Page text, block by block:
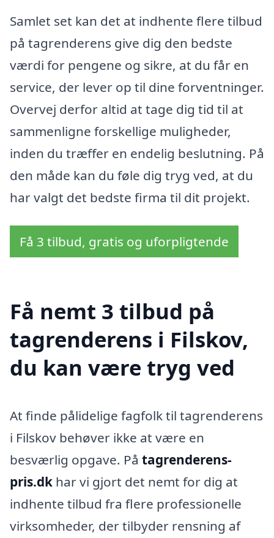
Samlet set kan det at indhente flere tilbud
på tagrenderens give dig den bedste
værdi for pengene og sikre, at du får en
service, der lever op til dine forventninger.
Overvej derfor altid at tage dig tid til at
sammenligne forskellige muligheder,
inden du træffer en endelig beslutning. På
den måde kan du føle dig tryg ved, at du
har valgt det bedste firma til dit projekt.
Få 3 tilbud, gratis og uforpligtende
Få nemt 3 tilbud på
tagrenderens i Filskov,
du kan være tryg ved
At finde pålidelige fagfolk til tagrenderens
i Filskov behøver ikke at være en
besværlig opgave. På tagrenderens-
pris.dk har vi gjort det nemt for dig at
indhente tilbud fra flere professionelle
virksomheder, der tilbyder rensning af